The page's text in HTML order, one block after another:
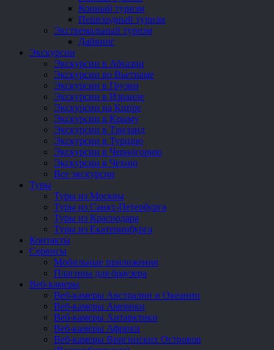
Конный туризм
Пешеходный туризм
Экстремальный туризм
Дайвинг
Экскурсии
Экскурсии в Абхазии
Экскурсии во Вьетнаме
Экскурсии в Грузии
Экскурсии в Израиле
Экскурсии на Кипре
Экскурсии в Крыму
Экскурсии в Таиланд
Экскурсии в Турцию
Экскурсии в Черногорию
Экскурсии в Чехию
Все экскурсии
Туры
Туры из Москвы
Туры из Санкт-Петербурга
Туры из Краснодара
Туры из Екатеринбурга
Контакты
Сервисы
Мобильные приложения
Плагины для браузера
Веб-камеры
Веб-камеры Австралии и Океании
Веб-камеры Америки
Веб-камеры Антарктики
Веб-камеры Африки
Веб-камеры Виргинских Островов